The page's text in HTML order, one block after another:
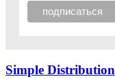
Simple Distribution